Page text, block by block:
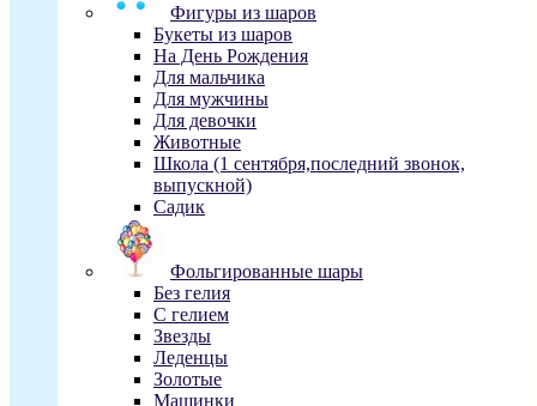
Фигуры из шаров
Букеты из шаров
На День Рождения
Для мальчика
Для мужчины
Для девочки
Животные
Школа (1 сентября,последний звонок,
выпускной)
Садик
Фольгированные шары
Без гелия
С гелием
Звезды
Леденцы
Золотые
Машинки